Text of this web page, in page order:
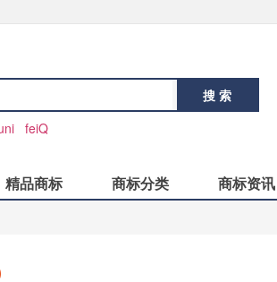
搜 索
feiQ
精品商标 商标分类 商标资讯